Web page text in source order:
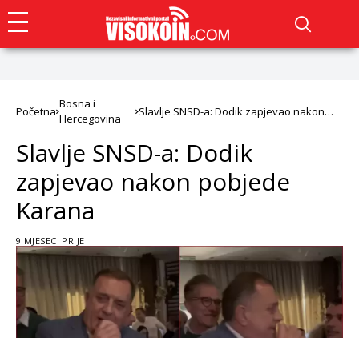
Početna
Bosna i
Hercegovina
Slavlje SNSD-a: Dodik zapjevao nakon
Slavlje SNSD-a: Dodik
zapjevao nakon pobjede
Karana
9 MJESECI PRIJE